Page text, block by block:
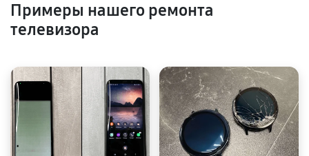
Примеры нашего ремонта
телевизора